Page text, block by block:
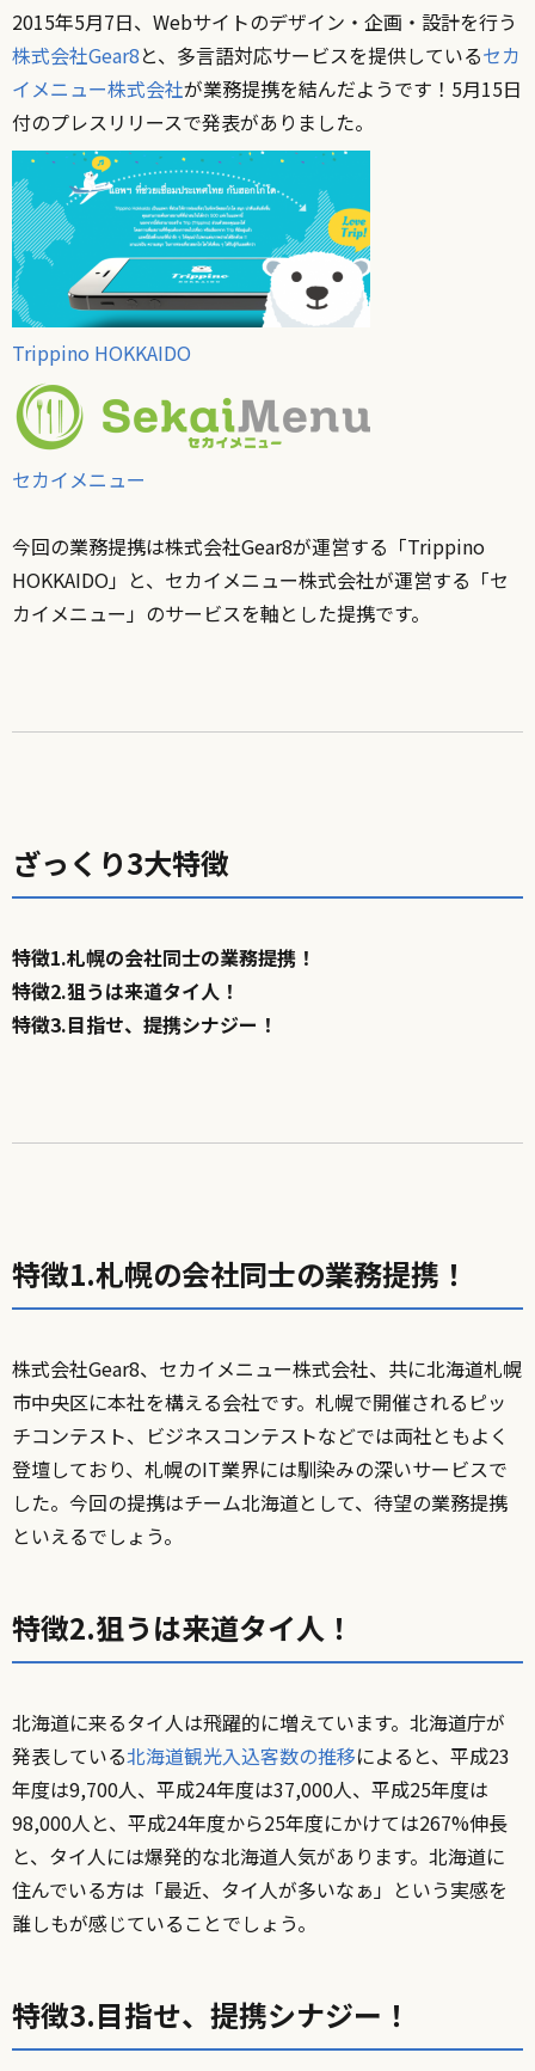
2015年5月7日、Webサイトのデザイン・企画・設計を行う
株式会社Gear8と、多言語対応サービスを提供しているセカ
イメニュー株式会社が業務提携を結んだようです！5月15日
付のプレスリリースで発表がありました。
Trippino HOKKAIDO
セカイメニュー
今回の業務提携は株式会社Gear8が運営する「Trippino
HOKKAIDO」と、セカイメニュー株式会社が運営する「セ
カイメニュー」のサービスを軸とした提携です。
ざっくり3大特徴
特徴1.札幌の会社同士の業務提携！
特徴2.狙うは来道タイ人！
特徴3.目指せ、提携シナジー！
特徴1.札幌の会社同士の業務提携！
株式会社Gear8、セカイメニュー株式会社、共に北海道札幌
市中央区に本社を構える会社です。札幌で開催されるピッ
チコンテスト、ビジネスコンテストなどでは両社ともよく
登壇しており、札幌のIT業界には馴染みの深いサービスで
した。今回の提携はチーム北海道として、待望の業務提携
といえるでしょう。
特徴2.狙うは来道タイ人！
北海道に来るタイ人は飛躍的に増えています。北海道庁が
発表している北海道観光入込客数の推移によると、平成23
年度は9,700人、平成24年度は37,000人、平成25年度は
98,000人と、平成24年度から25年度にかけては267%伸長
と、タイ人には爆発的な北海道人気があります。北海道に
住んでいる方は「最近、タイ人が多いなぁ」という実感を
誰しもが感じていることでしょう。
特徴3.目指せ、提携シナジー！